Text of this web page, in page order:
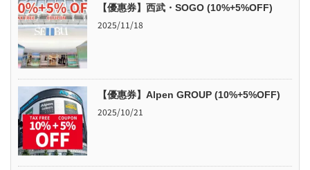
【優惠券】西武・SOGO (10%+5%OFF)
2025/11/18
【優惠券】Alpen GROUP (10%+5%OFF)
2025/10/21